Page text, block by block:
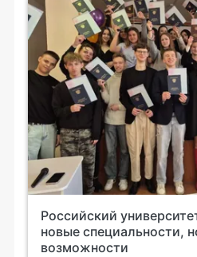
Российский
новые специальности,
возможности